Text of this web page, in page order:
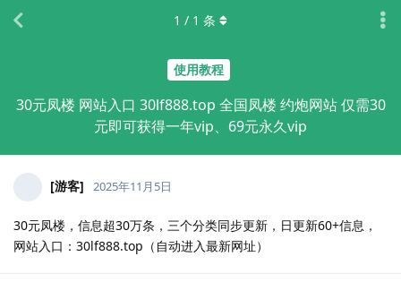
使用教程
30元凤楼 网站入口 30lf888.top 全国凤楼 约炮网站 仅需30
元即可获得一年vip、69元永久vip
1 / 1 条
[游客] 2025年11月5日
30元凤楼，信息超30万条，三个分类同步更新，日更新60+信息，
网站入口：30lf888.top（自动进入最新网址）